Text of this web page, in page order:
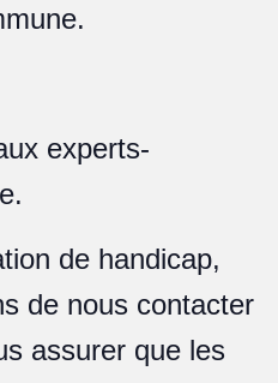
experts-
de handicap,
de nous contacter
assurer que les